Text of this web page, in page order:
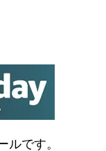
です。